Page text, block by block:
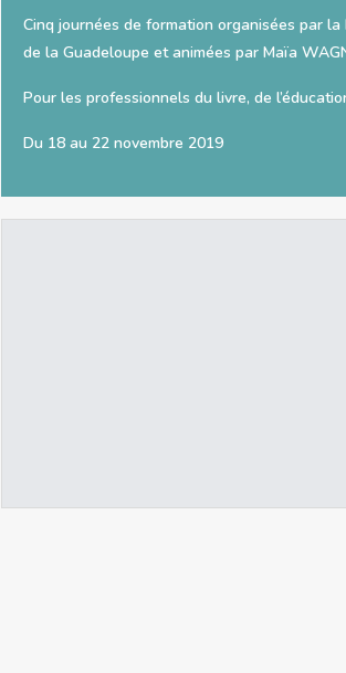
Cinq journées de formation organisées par
de la Guadeloupe et animées par Maïa
Pour les professionnels du livre, de
Du 18 au 22 novembre 2019